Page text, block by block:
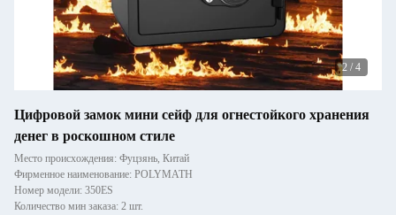
2 / 4
Цифровой замок мини сейф для огнестойкого хранения
денег в роскошном стиле
Место происхождения: Фуцзянь, Китай
Фирменное наименование: POLYMATH
Номер модели: 350ES
Количество мин заказа: 2 шт.